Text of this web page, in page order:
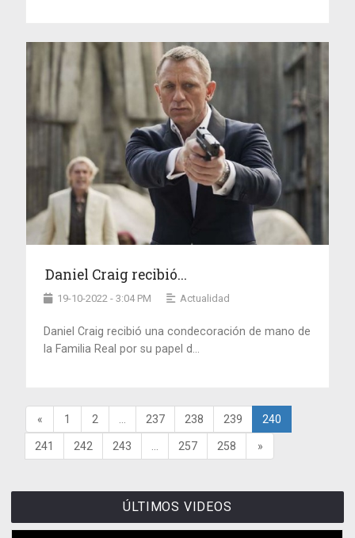
Daniel Craig recibió...
19-10-2022 - 3:04 PM Actualidad
Daniel Craig recibió una condecoración de mano de
la Familia Real por su papel d...
« 1 2 237 238 239 240
241 242 243 257 258 »
ÚLTIMOS VIDEOS